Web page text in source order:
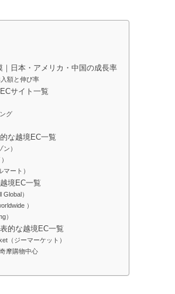
｜日本・アメリカ・中国の成長率
額と伸び率
サイト一覧
グ
な越境EC一覧
）
マート）
境EC一覧
）
）
）
的な越境EC一覧
（ジーマーケット）
摩購物中心